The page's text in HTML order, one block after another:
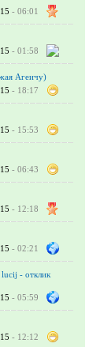
- 06:01
- 01:58
Агеичу)
- 18:17
- 15:53
- 06:43
- 12:18
- 02:21
- отклик
- 05:59
- 12:12